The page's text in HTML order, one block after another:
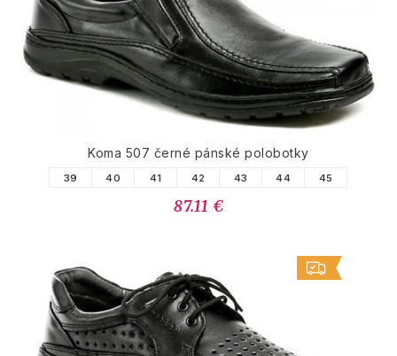
Koma 507 černé pánské polobotky
39 40 41 42 43 44 45
87.11 €